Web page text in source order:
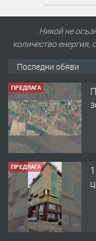
Никой не
количество
Последни обяви
ПРЕДЛАГА
ПРЕДЛАГА